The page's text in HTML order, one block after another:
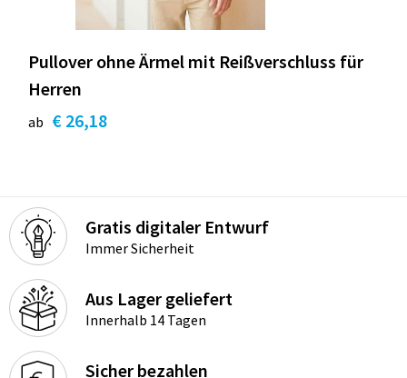
Pullover ohne Ärmel mit Reißverschluss für
Herren
ab € 26,18
Gratis digitaler Entwurf
Immer Sicherheit
Aus Lager geliefert
Innerhalb 14 Tagen
Sicher bezahlen